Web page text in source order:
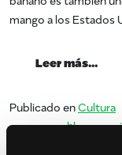
mango a los Estados
Leer más…
Publicado enCultura
mangocrushlunes,